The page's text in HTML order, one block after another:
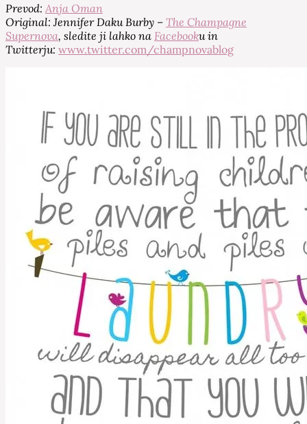
Prevod: Anja Oman
Original: Jennifer Daku Burby – The Champagne
Supernova, sledite ji lahko na Facebooku in
Twitterju: www.twitter.com/champnovablog